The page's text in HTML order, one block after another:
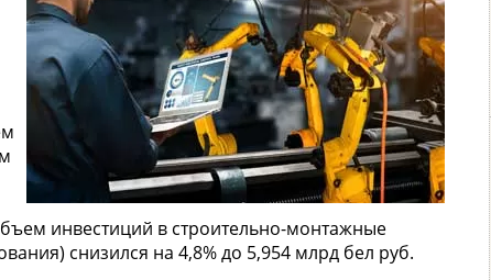
инвестиций в строительно-монтажные
снизился на 4,8% до 5,954 млрд бел руб.